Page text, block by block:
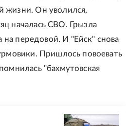
жизни. Он уволился,
началась СВО. Грызла
на передовой. И "Ейск" снова
Пришлось повоевать
"бахмутовская